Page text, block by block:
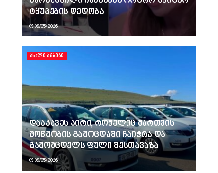
ტყუპების დედობა
08/05/2026
ᲐᲮᲐᲚᲘ ᲐᲛᲑᲔᲑᲘ
დააკავეს პირი, რომელიც მართვის
მოწმობის გამოცდაში ჩაიჭრა და
გამომცდელს ფული შესთავაზა
08/05/2026